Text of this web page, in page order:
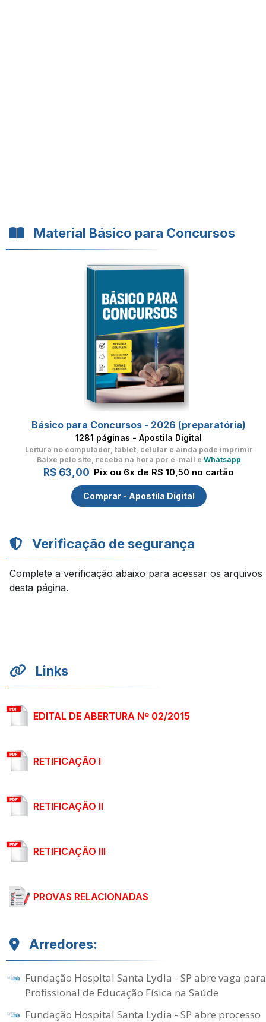
Material Básico para Concursos
Básico para Concursos - 2026 (preparatória)
1281 páginas - Apostila Digital
Leitura no computador, tablet, celular e ainda pode imprimir
Baixe pelo site, receba na hora por e-mail e Whatsapp
R$ 63,00 Pix ou 6x de R$ 10,50 no cartão
Comprar - Apostila Digital
Verificação de segurança
Complete a verificação abaixo para acessar os arquivos
desta página.
Links
EDITAL DE ABERTURA Nº 02/2015
RETIFICAÇÃO I
RETIFICAÇÃO II
RETIFICAÇÃO III
PROVAS RELACIONADAS
Arredores:
Fundação Hospital Santa Lydia - SP abre vaga para
Profissional de Educação Física na Saúde
Fundação Hospital Santa Lydia - SP abre processo